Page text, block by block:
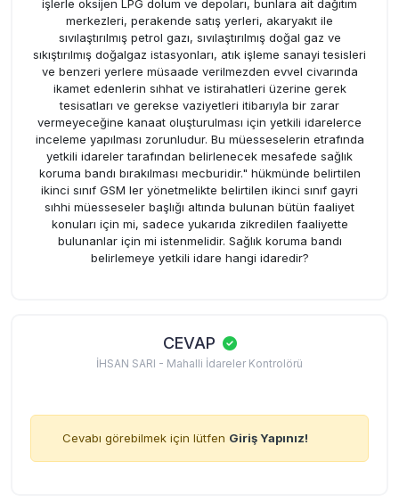
işlerle oksijen LPG dolum ve depoları, bunlara ait dağıtım
merkezleri, perakende satış yerleri, akaryakıt ile
sıvılaştırılmış petrol gazı, sıvılaştırılmış doğal gaz ve
sıkıştırılmış doğalgaz istasyonları, atık işleme sanayi tesisleri
ve benzeri yerlere müsaade verilmezden evvel civarında
ikamet edenlerin sıhhat ve istirahatleri üzerine gerek
tesisatları ve gerekse vaziyetleri itibarıyla bir zarar
vermeyeceğine kanaat oluşturulması için yetkili idarelerce
inceleme yapılması zorunludur. Bu müesseselerin etrafında
yetkili idareler tarafından belirlenecek mesafede sağlık
koruma bandı bırakılması mecburidir." hükmünde belirtilen
ikinci sınıf GSM ler yönetmelikte belirtilen ikinci sınıf gayri
sıhhi müesseseler başlığı altında bulunan bütün faaliyet
konuları için mi, sadece yukarıda zikredilen faaliyette
bulunanlar için mi istenmelidir. Sağlık koruma bandı
belirlemeye yetkili idare hangi idaredir?
CEVAP
İHSAN SARI - Mahalli İdareler Kontrolörü
Cevabı görebilmek için lütfen Giriş Yapınız!